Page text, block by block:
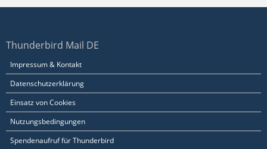
Thunderbird Mail DE
Impressum & Kontakt
Datenschutzerklärung
Einsatz von Cookies
Nutzungsbedingungen
Spendenaufruf für Thunderbird